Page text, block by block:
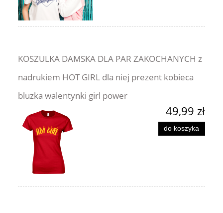
KOSZULKA DAMSKA DLA PAR ZAKOCHANYCH z
nadrukiem HOT GIRL dla niej prezent kobieca
bluzka walentynki girl power
49,99 zł
do koszyka